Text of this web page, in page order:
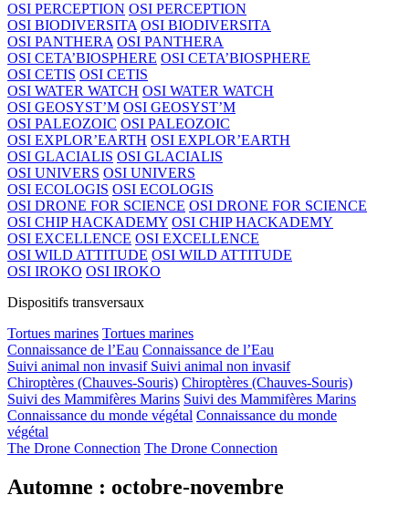
OSI PERCEPTION OSI PERCEPTION
OSI BIODIVERSITA OSI BIODIVERSITA
OSI PANTHERA OSI PANTHERA
OSI CETA’BIOSPHERE OSI CETA’BIOSPHERE
OSI CETIS OSI CETIS
OSI WATER WATCH OSI WATER WATCH
OSI GEOSYST’M OSI GEOSYST’M
OSI PALEOZOIC OSI PALEOZOIC
OSI EXPLOR’EARTH OSI EXPLOR’EARTH
OSI GLACIALIS OSI GLACIALIS
OSI UNIVERS OSI UNIVERS
OSI ECOLOGIS OSI ECOLOGIS
OSI DRONE FOR SCIENCE OSI DRONE FOR SCIENCE
OSI CHIP HACKADEMY OSI CHIP HACKADEMY
OSI EXCELLENCE OSI EXCELLENCE
OSI WILD ATTITUDE OSI WILD ATTITUDE
OSI IROKO OSI IROKO
Dispositifs transversaux
Tortues marines Tortues marines
Connaissance de l’Eau Connaissance de l’Eau
Suivi animal non invasif Suivi animal non invasif
Chiroptères (Chauves-Souris) Chiroptères (Chauves-Souris)
Suivi des Mammifères Marins Suivi des Mammifères Marins
Connaissance du monde végétal Connaissance du monde
végétal
The Drone Connection The Drone Connection
Automne : octobre-novembre